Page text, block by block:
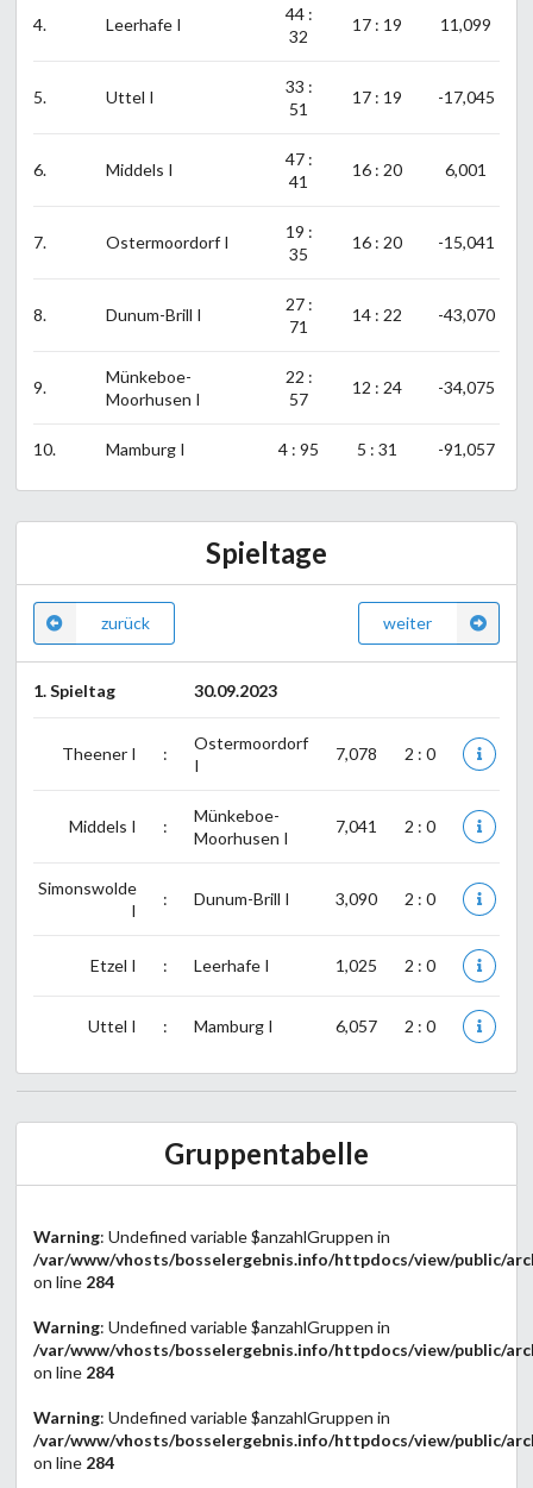
4. Leerhafe I
44 :
32
17 : 19 11,099
5. Uttel I
33 :
51
17 : 19 -17,045
6. Middels I
47 :
41
16 : 20 6,001
7. Ostermoordorf I
19 :
35
16 : 20 -15,041
8. Dunum-Brill I
27 :
71
14 : 22 -43,070
9.
Münkeboe-
Moorhusen I
22 :
57
12 : 24 -34,075
10. Mamburg I 4 : 95 5 : 31 -91,057
Spieltage
zurück weiter
1. Spieltag 30.09.2023
Theener I :
Ostermoordorf
I
7,078 2 : 0
Middels I :
Münkeboe-
Moorhusen I
7,041 2 : 0
Simonswolde
I
: Dunum-Brill I 3,090 2 : 0
Etzel I : Leerhafe I 1,025 2 : 0
Uttel I : Mamburg I 6,057 2 : 0
Gruppentabelle
Warning: Undefined variable $anzahlGruppen in
/var/www/vhosts/bosselergebnis.info/httpdocs/view/public/
on line 284
Warning: Undefined variable $anzahlGruppen in
/var/www/vhosts/bosselergebnis.info/httpdocs/view/public/
on line 284
Warning: Undefined variable $anzahlGruppen in
/var/www/vhosts/bosselergebnis.info/httpdocs/view/public/
on line 284